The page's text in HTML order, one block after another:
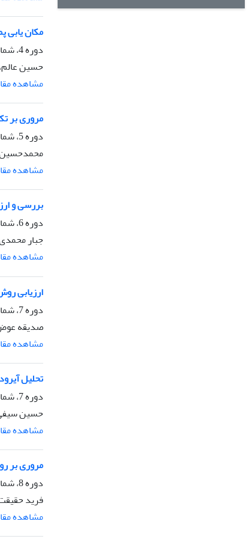
مکان یابی
دوره 4، شماره 2، اسفند 1396، صفحه
حسین
مشاهده
مروری بر
دوره 5، شماره 2، آذر 1397، صفحه
محمدحسین
مشاهده
بررسی و
دوره 6، شماره 2، مهر 1398، صفحه
جبار
مشاهده
ارزیابی
دوره 7، شماره 2، مهر 1399، صفحه
صدیقه عوض
مشاهده
تحلیل آیرودینامیکی
دوره 7، شماره 1، فروردین 1399، صفحه
حسین
مشاهده
مروری بر
دوره 8، شماره 2، مهر 1400، صفحه
فرید
مشاهده